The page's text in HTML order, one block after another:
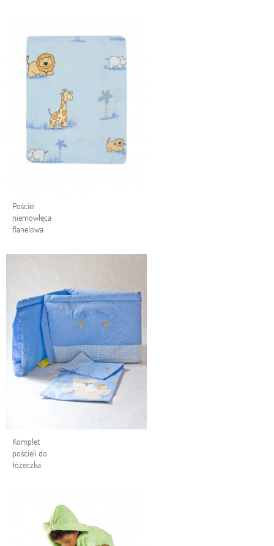
Pościel
niemowlęca
flanelowa
Komplet
pościeli do
łóżeczka